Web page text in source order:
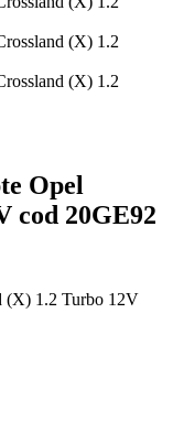
Opel
cod 20GE92
(X) 1.2 Turbo 12V